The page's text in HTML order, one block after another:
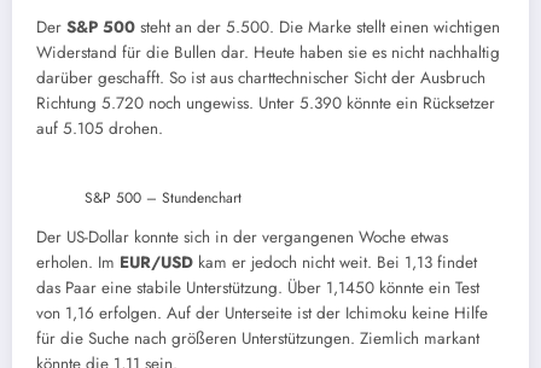
Der S&P 500 steht an der 5.500. Die Marke stellt einen wichtigen
Widerstand für die Bullen dar. Heute haben sie es nicht nachhaltig
darüber geschafft. So ist aus charttechnischer Sicht der Ausbruch
Richtung 5.720 noch ungewiss. Unter 5.390 könnte ein Rücksetzer
auf 5.105 drohen.
S&P 500 – Stundenchart
Der US-Dollar konnte sich in der vergangenen Woche etwas
erholen. Im EUR/USD kam er jedoch nicht weit. Bei 1,13 findet
das Paar eine stabile Unterstützung. Über 1,1450 könnte ein Test
von 1,16 erfolgen. Auf der Unterseite ist der Ichimoku keine Hilfe
für die Suche nach größeren Unterstützungen. Ziemlich markant